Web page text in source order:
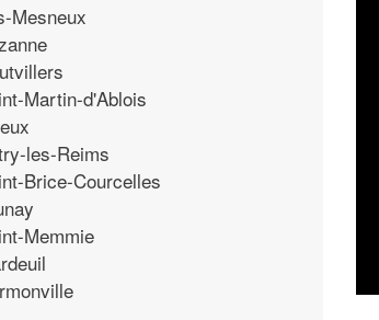
Mesneux
Martin-d'Ablois
les-Reims
Brice-Courcelles
Memmie